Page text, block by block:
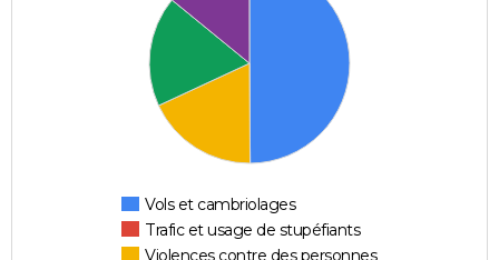
Vols et cambriolages
Trafic et usage de stupéfiants